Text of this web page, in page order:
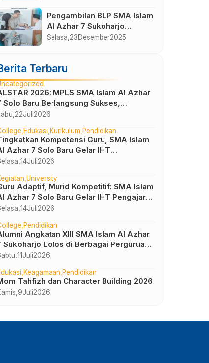
Uncategorized
Pelaksanaan Asesmen Sumatif Tengah
Semester dan Penilaian Sumatif Akhir Jenjang
Pengambilan BLP SMA Islam
Al Azhar 7 Sukoharjo
Semester Gasal Tahun
Selasa, 23Desember2025
Terbaru
2026: MPLS SMA Islam Al Azhar
Solo Baru Berlangsung Sukses,
Awal Perjalanan Peserta Didik
22Juli2026
Edukasi Kurikulum Pendidikan
Kompetensi Guru, SMA Islam
Azhar 7 Solo Baru Gelar IHT
Bilingual
14Juli2026
University
Adaptif, Murid Kompetitif: SMA Islam
Azhar 7 Solo Baru Gelar IHT Pengajar
2026
14Juli2026
Pendidikan
Angkatan XIII SMA Islam Al Azhar
Sukoharjo Lolos di Berbagai Perguruan
Negeri dan Luar Negeri
11Juli2026
Keagamaan Pendidikan
Tahfizh dan Character Building 2026
9Juli2026